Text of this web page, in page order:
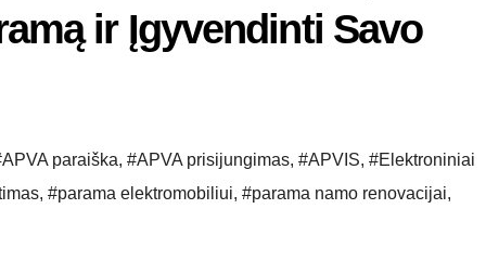
ir Įgyvendinti Savo
paraiška, #APVA prisijungimas, #APVIS, #Elektroniniai
, #parama elektromobiliui, #parama namo renovacijai,